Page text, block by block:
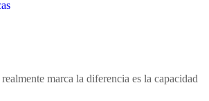
marca la diferencia es la capacidad